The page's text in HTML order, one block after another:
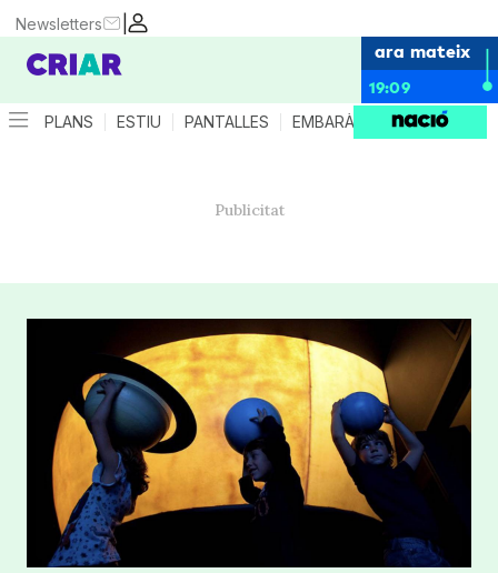
|
Newsletters
ara mateix
19:09
PLANS ESTIU PANTALLES EMBARÀS CRIANÇA